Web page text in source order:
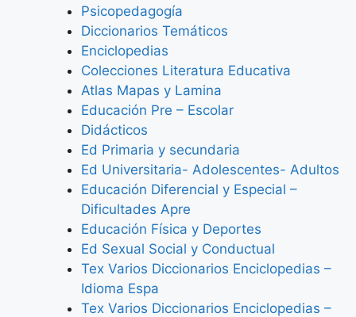
Psicopedagogía
Diccionarios Temáticos
Enciclopedias
Colecciones Literatura Educativa
Atlas Mapas y Lamina
Educación Pre – Escolar
Didácticos
Ed Primaria y secundaria
Ed Universitaria- Adolescentes- Adultos
Educación Diferencial y Especial –
Dificultades Apre
Educación Física y Deportes
Ed Sexual Social y Conductual
Tex Varios Diccionarios Enciclopedias –
Idioma Espa
Tex Varios Diccionarios Enciclopedias –